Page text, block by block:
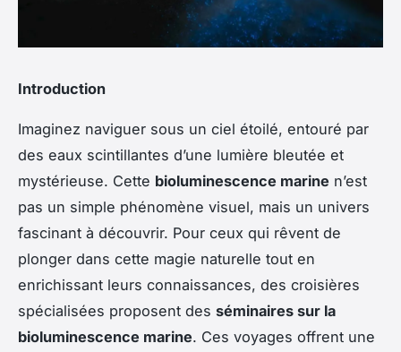
Introduction
Imaginez naviguer sous un ciel étoilé, entouré par
des eaux scintillantes d’une lumière bleutée et
mystérieuse. Cette bioluminescence marine n’est
pas un simple phénomène visuel, mais un univers
fascinant à découvrir. Pour ceux qui rêvent de
plonger dans cette magie naturelle tout en
enrichissant leurs connaissances, des croisières
spécialisées proposent des séminaires sur la
bioluminescence marine. Ces voyages offrent une